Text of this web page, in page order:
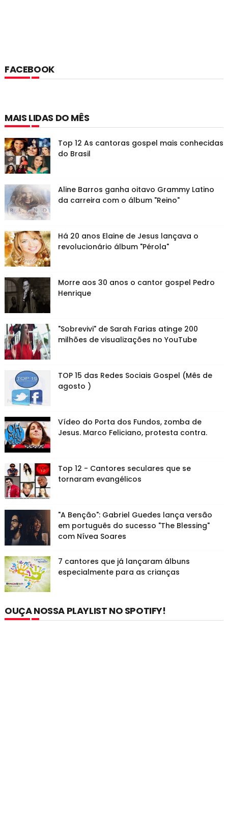
FACEBOOK
MAIS LIDAS DO MÊS
Top 12 As cantoras gospel mais conhecidas
do Brasil
Aline Barros ganha oitavo Grammy Latino
da carreira com o álbum "Reino"
Há 20 anos Elaine de Jesus lançava o
revolucionário álbum "Pérola"
Morre aos 30 anos o cantor gospel Pedro
Henrique
"Sobrevivi" de Sarah Farias atinge 200
milhões de visualizações no YouTube
TOP 15 das Redes Sociais Gospel (Mês de
agosto )
Vídeo do Porta dos Fundos, zomba de
Jesus. Marco Feliciano, protesta contra.
Top 12 - Cantores seculares que se
tornaram evangélicos
"A Benção": Gabriel Guedes lança versão
em português do sucesso "The Blessing"
com Nívea Soares
7 cantores que já lançaram álbuns
especialmente para as crianças
OUÇA NOSSA PLAYLIST NO SPOTIFY!